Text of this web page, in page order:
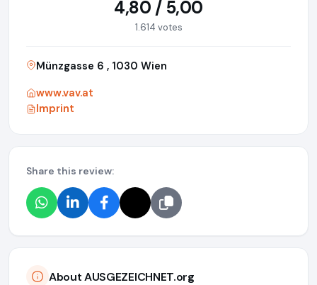
4,80 / 5,00
1.614 votes
Münzgasse 6 , 1030 Wien
www.vav.at
Imprint
Share this review:
About AUSGEZEICHNET.org